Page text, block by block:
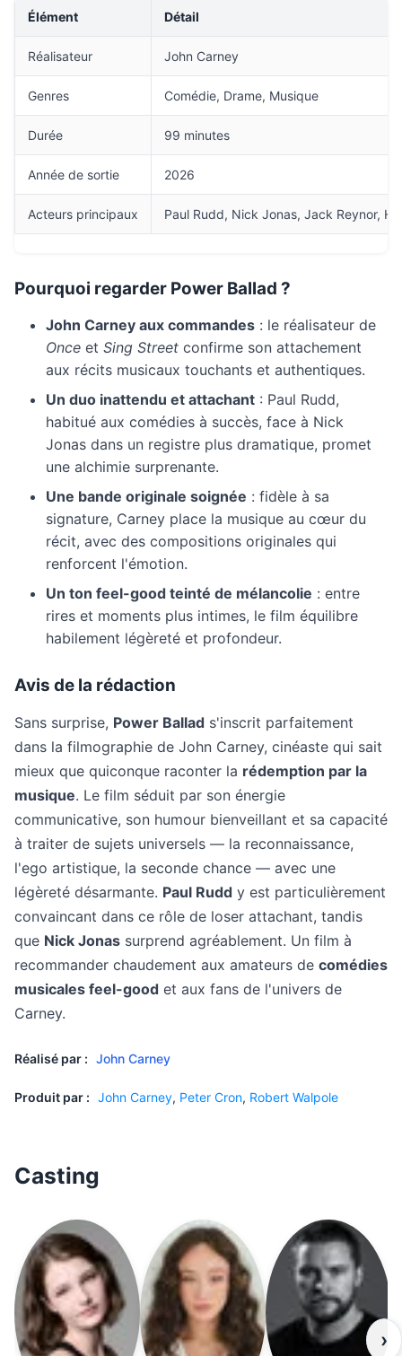
Élément Détail
Réalisateur John Carney
Genres Comédie, Drame, Musique
Durée 99 minutes
Année de sortie 2026
Acteurs principaux Paul Rudd, Nick Jonas, Jack Reynor,
Pourquoi regarder Power Ballad ?
John Carney aux commandes : le réalisateur de
Once et Sing Street confirme son attachement
aux récits musicaux touchants et authentiques.
Un duo inattendu et attachant : Paul Rudd,
habitué aux comédies à succès, face à Nick
Jonas dans un registre plus dramatique, promet
une alchimie surprenante.
Une bande originale soignée : fidèle à sa
signature, Carney place la musique au cœur du
récit, avec des compositions originales qui
renforcent l'émotion.
Un ton feel-good teinté de mélancolie : entre
rires et moments plus intimes, le film équilibre
habilement légèreté et profondeur.
Avis de la rédaction
Sans surprise, Power Ballad s'inscrit parfaitement
dans la filmographie de John Carney, cinéaste qui sait
mieux que quiconque raconter la rédemption par la
musique. Le film séduit par son énergie
communicative, son humour bienveillant et sa capacité
à traiter de sujets universels — la reconnaissance,
l'ego artistique, la seconde chance — avec une
légèreté désarmante. Paul Rudd y est particulièrement
convaincant dans ce rôle de loser attachant, tandis
que Nick Jonas surprend agréablement. Un film à
recommander chaudement aux amateurs de comédies
musicales feel-good et aux fans de l'univers de
Carney.
Réalisé par : John Carney
Produit par : John Carney, Peter Cron, Robert Walpole
Casting
›